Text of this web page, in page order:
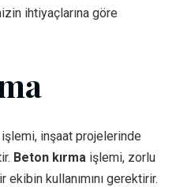
ihtiyaçlarına göre
işlemi, inşaat projelerinde
Beton kırma işlemi, zorlu
ekibin kullanımını gerektirir.